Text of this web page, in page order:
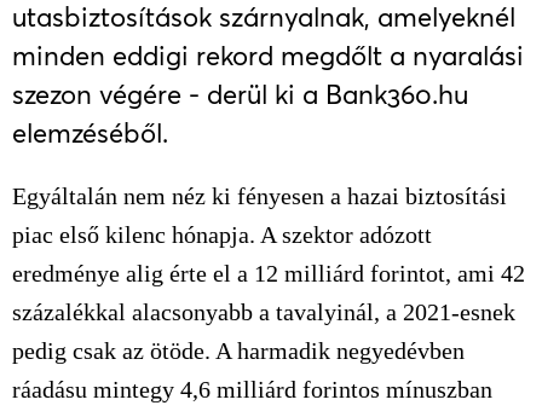
utasbiztosítások szárnyalnak, amelyeknél
minden eddigi rekord megdőlt a nyaralási
szezon végére - derül ki a Bank360.hu
elemzéséből.
Egyáltalán nem néz ki fényesen a hazai biztosítási
piac első kilenc hónapja. A szektor adózott
eredménye alig érte el a 12 milliárd forintot, ami 42
százalékkal alacsonyabb a tavalyinál, a 2021-esnek
pedig csak az ötöde. A harmadik negyedévben
ráadásu mintegy 4,6 milliárd forintos mínuszban